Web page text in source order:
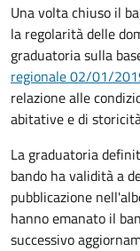
Una volta chiuso il
la regolarità delle
graduatoria sulla
regionale 02/01/
relazione alle
abitative e di
La graduatoria
bando ha validità a
pubblicazione
hanno emanato il
successivo